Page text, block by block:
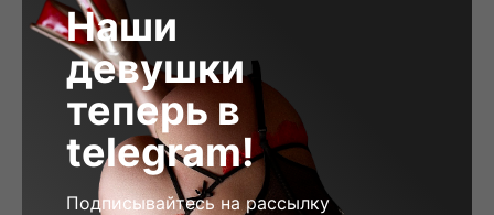
Наши
девушки
теперь в
telegram!
Подписывайтесь на рассылку